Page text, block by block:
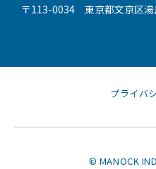
〒113-0034 東京都文京区
© MANOCK
プライバ